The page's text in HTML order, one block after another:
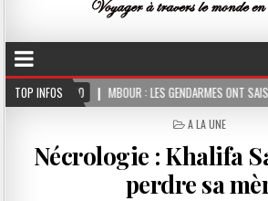
TOP INFOS
: LES GENDARMES ONT SAISI 10 KG DE CHANVRE
POSTED
A LA UNE
Nécrologie : Khalifa
perdre sa